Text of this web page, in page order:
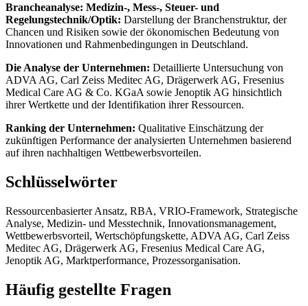
Brancheanalyse: Medizin-, Mess-, Steuer- und
Regelungstechnik/Optik: Darstellung der Branchenstruktur, der
Chancen und Risiken sowie der ökonomischen Bedeutung von
Innovationen und Rahmenbedingungen in Deutschland.
Die Analyse der Unternehmen: Detaillierte Untersuchung von
ADVA AG, Carl Zeiss Meditec AG, Drägerwerk AG, Fresenius
Medical Care AG & Co. KGaA sowie Jenoptik AG hinsichtlich
ihrer Wertkette und der Identifikation ihrer Ressourcen.
Ranking der Unternehmen: Qualitative Einschätzung der
zukünftigen Performance der analysierten Unternehmen basierend
auf ihren nachhaltigen Wettbewerbsvorteilen.
Schlüsselwörter
Ressourcenbasierter Ansatz, RBA, VRIO-Framework, Strategische
Analyse, Medizin- und Messtechnik, Innovationsmanagement,
Wettbewerbsvorteil, Wertschöpfungskette, ADVA AG, Carl Zeiss
Meditec AG, Drägerwerk AG, Fresenius Medical Care AG,
Jenoptik AG, Marktperformance, Prozessorganisation.
Häufig gestellte Fragen